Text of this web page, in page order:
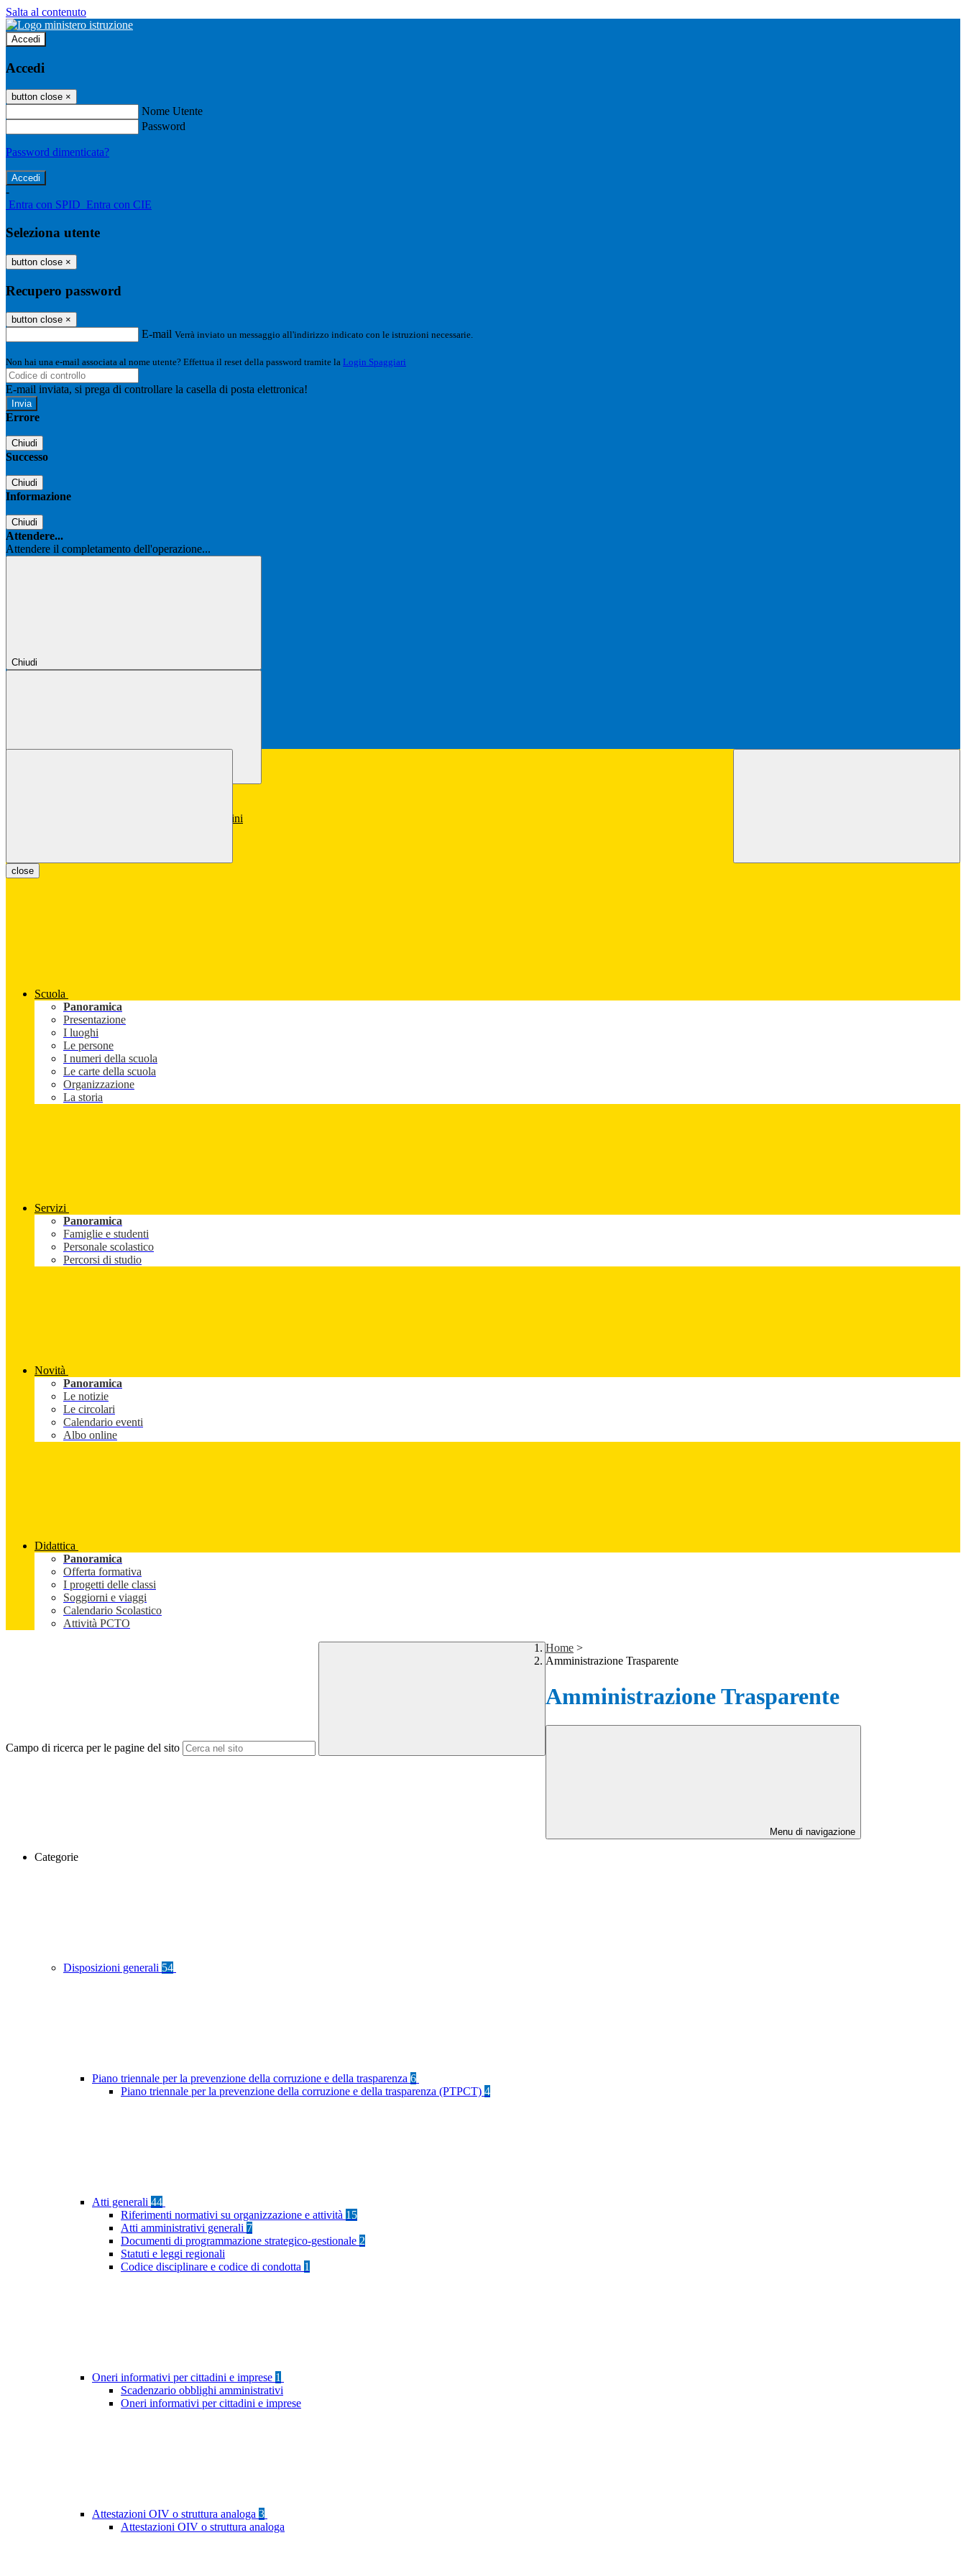
Salta al contenuto
Accedi
Accedi
button close ×
Nome Utente
Password
Password dimenticata?
-
Entra con SPID Entra con CIE
Seleziona utente
button close ×
Recupero password
button close ×
E-mail Verrà inviato un messaggio all'indirizzo indicato con le istruzioni necessarie.
Non hai una e-mail associata al nome utente? Effettua il reset della password tramite la Login Spaggiari
E-mail inviata, si prega di controllare la casella di posta elettronica!
Errore
Chiudi
Successo
Chiudi
Informazione
Chiudi
Attendere...
Attendere il completamento dell'operazione...
Chiudi
close
Scuola
Panoramica
Presentazione
I luoghi
Le persone
I numeri della scuola
Le carte della scuola
Organizzazione
La storia
Servizi
Panoramica
Famiglie e studenti
Personale scolastico
Percorsi di studio
Novità
Panoramica
Le notizie
Le circolari
Calendario eventi
Albo online
Didattica
Panoramica
Offerta formativa
I progetti delle classi
Soggiorni e viaggi
Calendario Scolastico
Attività PCTO
Campo di ricerca per le pagine del sito
Home >
Amministrazione Trasparente
Amministrazione Trasparente
Menu di navigazione
Categorie
Disposizioni generali 54
Piano triennale per la prevenzione della corruzione e della trasparenza 6
Piano triennale per la prevenzione della corruzione e della trasparenza (PTPCT) 4
Atti generali 44
Riferimenti normativi su organizzazione e attività 15
Atti amministrativi generali 7
Documenti di programmazione strategico-gestionale 2
Statuti e leggi regionali
Codice disciplinare e codice di condotta 1
Oneri informativi per cittadini e imprese 1
Scadenzario obblighi amministrativi
Oneri informativi per cittadini e imprese
Attestazioni OIV o struttura analoga 3
Attestazioni OIV o struttura analoga